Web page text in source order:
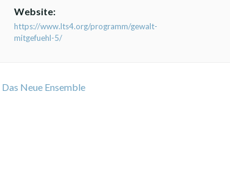
Website:
https://www.lts4.org/programm/gewalt-
mitgefuehl-5/
Das Neue Ensemble